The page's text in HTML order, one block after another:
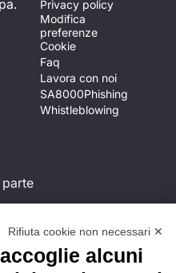
è
un
Privacy policy
Modifica
preferenze
Cookie
Faq
Lavora con noi
SA8000Phishing
Whistleblowing
Rifiuta cookie non necessari ✕
alcuni